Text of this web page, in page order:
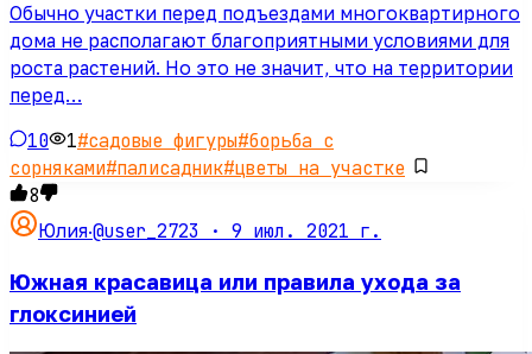
Обычно участки перед подъездами многоквартирного
дома не располагают благоприятными условиями для
роста растений. Но это не значит, что на территории
перед…
10 1#садовые фигуры#борьба с
сорняками#палисадник#цветы на участке
8
Юлия·@user_2723 · 9 июл. 2021 г.
Южная красавица или правила ухода за
глоксинией